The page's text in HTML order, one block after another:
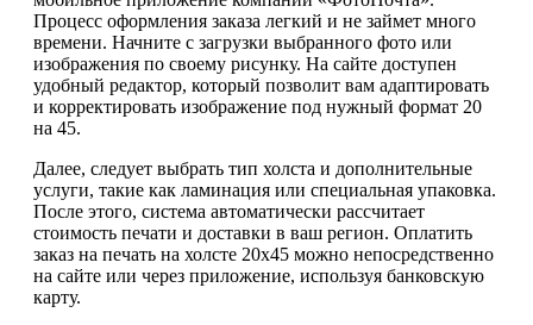
Процесс оформления заказа легкий и не займет много
времени. Начните с загрузки выбранного фото или
изображения по своему рисунку. На сайте доступен
удобный редактор, который позволит вам адаптировать
и корректировать изображение под нужный формат 20
на 45.
Далее, следует выбрать тип холста и дополнительные
услуги, такие как ламинация или специальная упаковка.
После этого, система автоматически рассчитает
стоимость печати и доставки в ваш регион. Оплатить
заказ на печать на холсте 20х45 можно непосредственно
на сайте или через приложение, используя банковскую
карту.